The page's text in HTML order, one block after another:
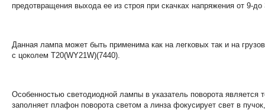
предотвращения выхода ее из строя при скачках напряжения от 9-до
Данная лампа может быть применима как на легковых так и на
с цоколем T20(WY21W)(7440).
Особенностью светодиодной лампы в указатель поворота является
заполняет плафон поворота светом а линза фокусирует свет в